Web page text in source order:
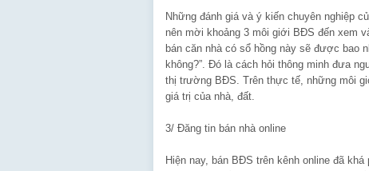
Những đánh giá và ý kiến chuyên nghiệp
nên mời khoảng 3 môi giới BĐS đến xem
bán căn nhà có sổ hồng này sẽ được bao
không?”. Đó là cách hỏi thông minh đưa
thị trường BĐS. Trên thực tế, những môi
giá trị của nhà, đất.
3/ Đăng tin bán nhà online
Hiện nay, bán BĐS trên kênh online đã